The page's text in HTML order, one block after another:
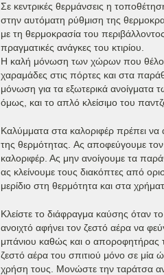
Σε κεντρικές θερμάνσεις η
στην αυτόματη ρύθμιση της
με τη θερμοκρασία του
πραγματικές ανάγκες του κτιρίου.
Η καλή μόνωση των χώρων που
χαραμάδες στις πόρτες και στα
μόνωση για τα εξωτερικά ανοίγματα
όμως, και το απλό κλείσιμο του
Καλύμματα στα καλοριφέρ πρέπει να
της θερμότητας. Ας αποφεύγουμε
καλοριφέρ. Ας μην ανοίγουμε τα
ας κλείνουμε τους διακόπτες από
μερίδιο στη θερμότητα και στα
Κλείστε το διάφραγμα καύσης όταν
ανοιχτό αφήνει τον ζεστό αέρα να
μπάνιου καθώς και ο αποροφητήρας
ζεστό αέρα του σπιτιού μόνο σε μία
χρήση τους. Μονώστε την ταράτσα